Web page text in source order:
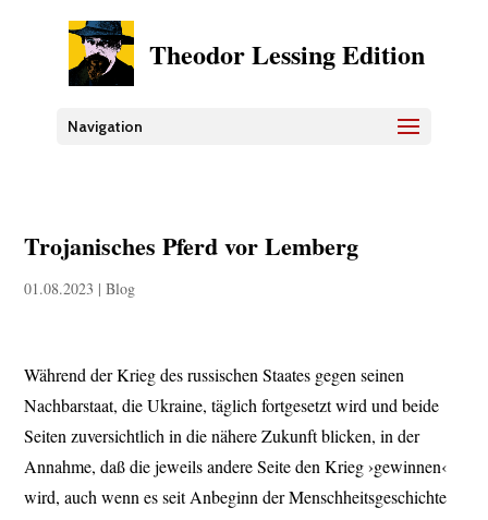
Theodor Lessing Edition
Navigation
Trojanisches Pferd vor Lemberg
01.08.2023 |Blog
Während der Krieg des russischen Staates gegen seinen
Nachbarstaat, die Ukraine, täglich fortgesetzt wird und beide
Seiten zuversichtlich in die nähere Zukunft blicken, in der
Annahme, daß die jeweils andere Seite den Krieg ›gewinnen‹
wird, auch wenn es seit Anbeginn der Menschheitsgeschichte